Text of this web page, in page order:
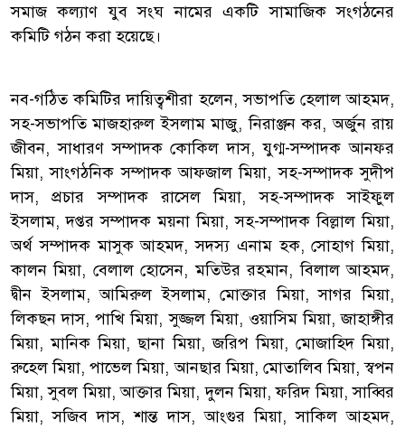
সমাজ কল্যাণ যুব সংঘ নামের একটি সামাজিক সংগঠনের
কমিটি গঠন করা হয়েছে।
নব-গঠিত কমিটির দায়িত্বশীরা হলেন, সভাপতি হেলাল আহমদ,
সহ-সভাপতি মাজহারুল ইসলাম মাজু, নিরাঞ্জন কর, অর্জুন রায়
জীবন, সাধারণ সম্পাদক কোকিল দাস, যুগ্ম-সম্পাদক আনফর
মিয়া, সাংগঠনিক সম্পাদক আফজাল মিয়া, সহ-সম্পাদক সুদীপ
দাস, প্রচার সম্পাদক রাসেল মিয়া, সহ-সম্পাদক সাইফুল
ইসলাম, দপ্তর সম্পাদক ময়না মিয়া, সহ-সম্পাদক বিল্লাল মিয়া,
অর্থ সম্পাদক মাসুক আহমদ, সদস্য এনাম হক, সোহাগ মিয়া,
কালন মিয়া, বেলাল হোসেন, মতিউর রহমান, বিলাল আহমদ,
দ্বীন ইসলাম, আমিরুল ইসলাম, মোক্তার মিয়া, সাগর মিয়া,
লিকছন দাস, পাখি মিয়া, সুজ্জল মিয়া, ওয়াসিম মিয়া, জাহাঙ্গীর
মিয়া, মানিক মিয়া, ছানা মিয়া, জরিপ মিয়া, মোজাহিদ মিয়া,
রুহেল মিয়া, পাভেল মিয়া, আনছার মিয়া, মোতালিব মিয়া, স্বপন
মিয়া, সুবল মিয়া, আক্তার মিয়া, দুলন মিয়া, ফরিদ মিয়া, সাব্বির
মিয়া, সজিব দাস, শান্ত দাস, আংগুর মিয়া, সাকিল আহমদ,